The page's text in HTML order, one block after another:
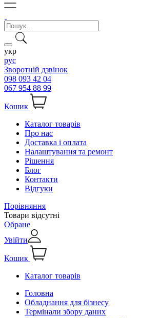
укр
рус
Зворотній дзвінок
098 093 42 04
067 954 88 99
Кошик
Каталог товарів
Про нас
Доставка і оплата
Налаштування та ремонт
Рішення
Блог
Контакти
Відгуки
Порівняння
Товари відсутні
Обране
Увійти
Кошик
Каталог товарів
Головна
Обладнання для бізнесу
Термінали збору даних